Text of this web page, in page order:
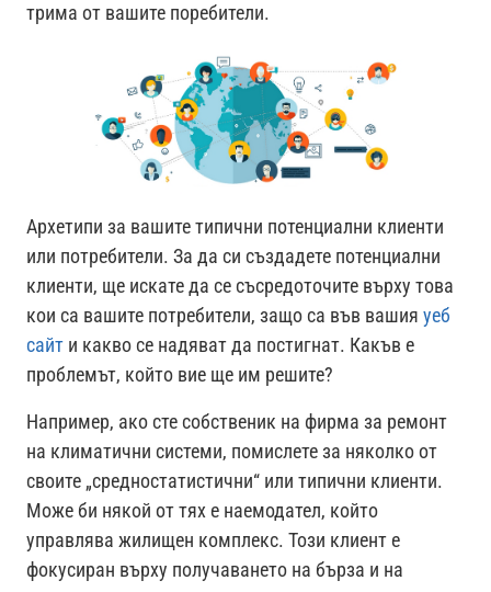
трима от вашите поребители.
Архетипи за вашите типични потенциални клиенти
или потребители. За да си създадете потенциални
клиенти, ще искате да се съсредоточите върху това
кои са вашите потребители, защо са във вашия уеб
сайти какво се надяват да постигнат. Какъв е
проблемът, който вие ще им решите?
Например, ако сте собственик на фирма за ремонт
на климатични системи, помислете за няколко от
своите „средностатистични“ или типични клиенти.
Може би някой от тях е наемодател, който
управлява жилищен комплекс. Този клиент е
фокусиран върху получаването на бърза и на